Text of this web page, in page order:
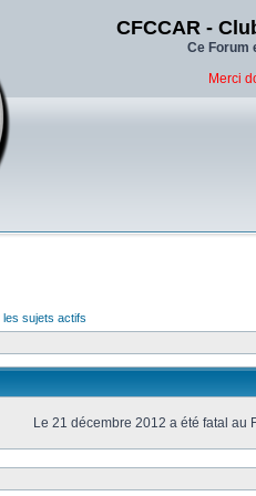
CFCCAR -
Ce Forum
Merci
les sujets actifs
Le 21 décembre 2012 a été fatal au